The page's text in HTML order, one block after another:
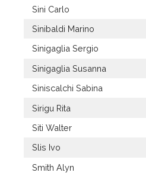
Sini Carlo
Sinibaldi Marino
Sinigaglia Sergio
Sinigaglia Susanna
Siniscalchi Sabina
Sirigu Rita
Siti Walter
Slis Ivo
Smith Alyn